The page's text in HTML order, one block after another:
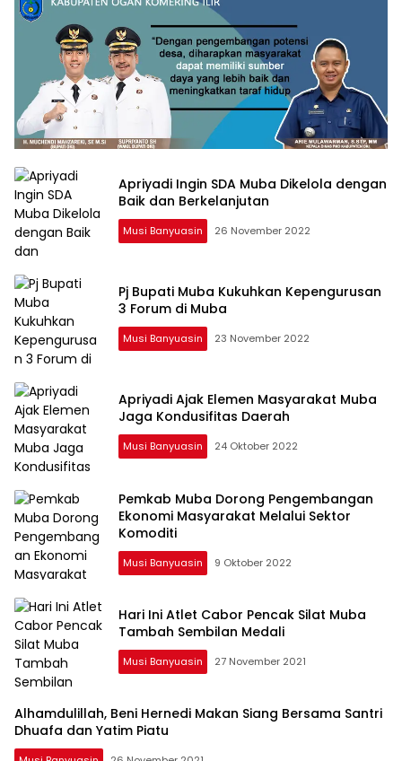
Apriyadi Ingin SDA Muba Dikelola dengan
Baik dan Berkelanjutan
Musi Banyuasin 26 November 2022
Pj Bupati Muba Kukuhkan Kepengurusan
3 Forum di Muba
Musi Banyuasin 23 November 2022
Apriyadi Ajak Elemen Masyarakat Muba
Jaga Kondusifitas Daerah
Musi Banyuasin 24 Oktober 2022
Pemkab Muba Dorong Pengembangan
Ekonomi Masyarakat Melalui Sektor
Komoditi
Musi Banyuasin 9 Oktober 2022
Hari Ini Atlet Cabor Pencak Silat Muba
Tambah Sembilan Medali
Musi Banyuasin 27 November 2021
Alhamdulillah, Beni Hernedi Makan Siang Bersama Santri
Dhuafa dan Yatim Piatu